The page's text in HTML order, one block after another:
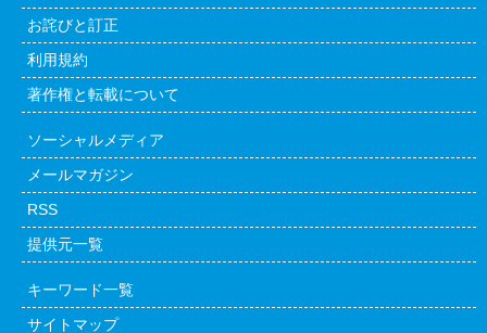
お詫びと訂正
利用規約
著作権と転載について
ソーシャルメディア
メールマガジン
RSS
提供元一覧
キーワード一覧
サイトマップ